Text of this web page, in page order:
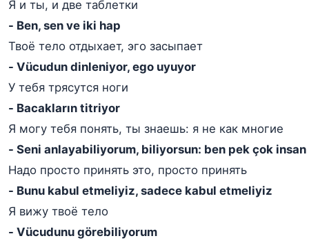
Я и ты, и две таблетки
- Ben, sen ve iki hap
Твоё тело отдыхает, эго засыпает
- Vücudun dinleniyor, ego uyuyor
У тебя трясутся ноги
- Bacakların titriyor
Я могу тебя понять, ты знаешь: я не как многие
- Seni anlayabiliyorum, biliyorsun: ben pek çok
Надо просто принять это, просто принять
- Bunu kabul etmeliyiz, sadece kabul etmeliyiz
Я вижу твоё тело
- Vücudunu görebiliyorum